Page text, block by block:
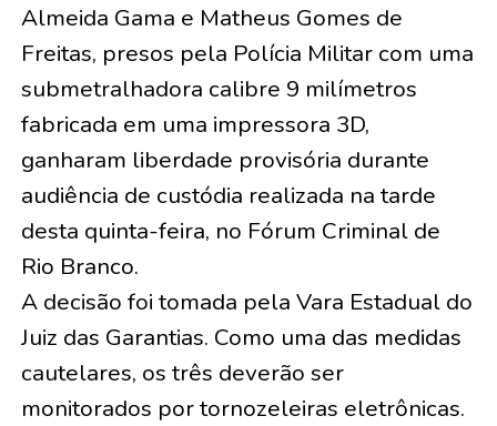
Almeida Gama e Matheus Gomes de
Freitas, presos pela Polícia Militar com uma
submetralhadora calibre 9 milímetros
fabricada em uma impressora 3D,
ganharam liberdade provisória durante
audiência de custódia realizada na tarde
desta quinta-feira, no Fórum Criminal de
Rio Branco.
A decisão foi tomada pela Vara Estadual do
Juiz das Garantias. Como uma das medidas
cautelares, os três deverão ser
monitorados por tornozeleiras eletrônicas.